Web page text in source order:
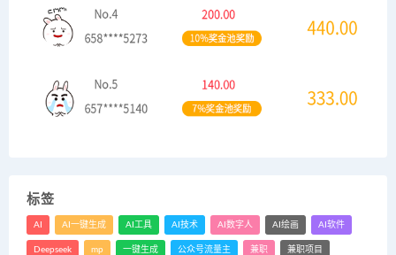
标签
AI AI一键生成 AI工具 AI技术 AI数字人 AI绘画 AI软件
Deepseek mp 一键生成 公众号流量主 兼职 兼职项目